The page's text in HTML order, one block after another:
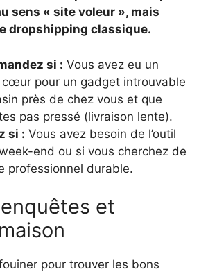
sens « site voleur », mais
dropshipping classique.
si : Vous avez eu un
cœur pour un gadget introuvable
près de chez vous et que
pas pressé (livraison lente).
si : Vous avez besoin de l’outil
end ou si vous cherchez de
professionnel durable.
enquêtes et
pour trouver les bons